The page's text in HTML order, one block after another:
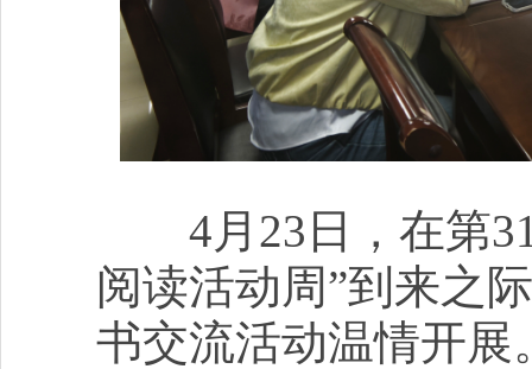
4月23日，在第31
阅读活动周”到来之
书交流活动温情开